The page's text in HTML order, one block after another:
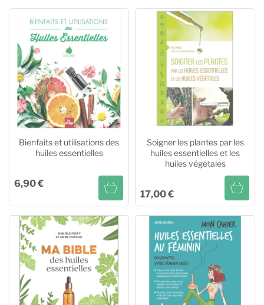
Bienfaits et utilisations des
huiles essentielles
6,90 €
Bienfaits et utilisations des
huiles essentielles
Ajouter au panier
Soigner les plantes par les
huiles essentielles et les
huiles végétales
17,00 €
Soigner les plantes par les
huiles essentielles et les
huiles végétales
Ajouter au panier